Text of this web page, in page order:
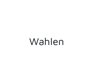
Wahlen